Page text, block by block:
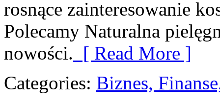
rosnące zainteresowanie
Polecamy Naturalna
nowości. [ Read More ]
Categories: Biznes,